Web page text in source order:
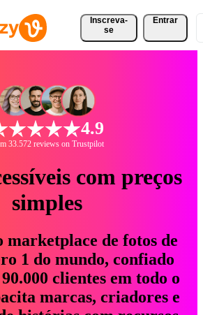
Inscreva-
se
Entrar
4.9
33.572 reviews on Trustpilot
com preços
simples
marketplace de fotos de
1 do mundo, confiado
clientes em todo o
marcas, criadores e